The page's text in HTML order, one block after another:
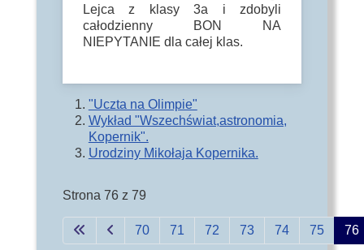
Lejca z klasy 3a i zdobyli
całodzienny BON NA
NIEPYTANIE dla całej klas.
"Uczta na Olimpie"
Wykład "Wszechświat,astronomia,
Kopernik".
Urodziny Mikołaja Kopernika.
Strona 76 z 79
70 71 72 73 74 75 76